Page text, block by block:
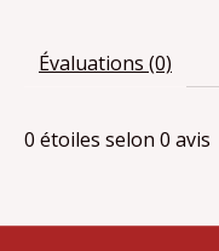
Évaluations (0)
0 étoiles selon 0 avis